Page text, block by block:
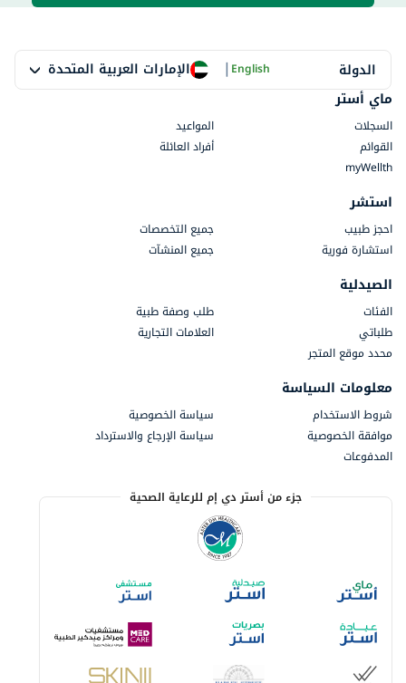
الدولة الإمارات العربية المتحدة |English
ماي أستر
السجلات
المواعيد
القوائم
أفراد العائلة
myWellth
استشر
احجز طبيب
جميع التخصصات
استشارة فورية
جميع المنشآت
الصيدلية
الفئات
طلب وصفة طبية
طلباتي
العلامات التجارية
محدد موقع المتجر
معلومات السياسة
شروط الاستخدام
سياسة الخصوصية
موافقة الخصوصية
سياسة الإرجاع والاسترداد
المدفوعات
جزء من أستر دي إم للرعاية الصحية